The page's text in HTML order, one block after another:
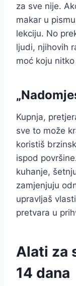
za sve nije.
makar u
lekciju. No
ljudi, njihovih
moć koju
Kupnja,
sve to može
koristiš
ispod
kuhanje,
zamjenjuju
upravljaš
pretvara u
Alati za
14 dana